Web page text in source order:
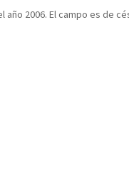
2006. El campo es de